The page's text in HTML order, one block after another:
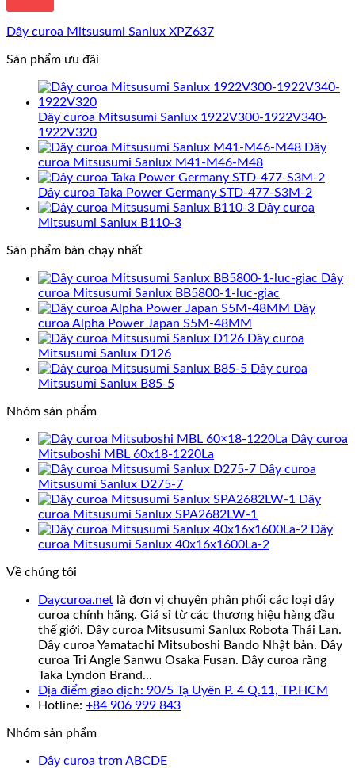
Dây curoa Mitsusumi Sanlux XPZ637
Sản phẩm ưu đãi
Dây curoa Mitsusumi Sanlux 1922V300-1922V340-
1922V320
Dây
curoa Mitsusumi Sanlux M41-M46-M48
Dây curoa Taka Power Germany STD-477-S3M-2
Dây curoa
Mitsusumi Sanlux B110-3
Sản phẩm bán chạy nhất
Dây
curoa Mitsusumi Sanlux BB5800-1-luc-giac
Dây
curoa Alpha Power Japan S5M-48MM
Dây curoa
Mitsusumi Sanlux D126
Dây curoa
Mitsusumi Sanlux B85-5
Nhóm sản phẩm
Dây curoa
Mitsuboshi MBL 60x18-1220La
Dây curoa
Mitsusumi Sanlux D275-7
Dây
curoa Mitsusumi Sanlux SPA2682LW-1
Dây
curoa Mitsusumi Sanlux 40x16x1600La-2
Về chúng tôi
Daycuroa.net là đơn vị chuyên phân phối các loại dây
curoa chính hãng. Giá sỉ từ các thương hiệu hàng đầu
thế giới. Dây curoa Mitsusumi Sanlux Robota Thái Lan.
Dây curoa Yamatachi Mitsuboshi Bando Nhật bản. Dây
curoa Tri Angle Sanwu Osaka Fusan. Dây curoa răng
Taka Lyndon Brand...
Địa điểm giao dịch: 90/5 Tạ Uyên P. 4 Q.11, TP.HCM
Hotline: +84 906 999 843
Nhóm sản phẩm
Dây curoa trơn ABCDE